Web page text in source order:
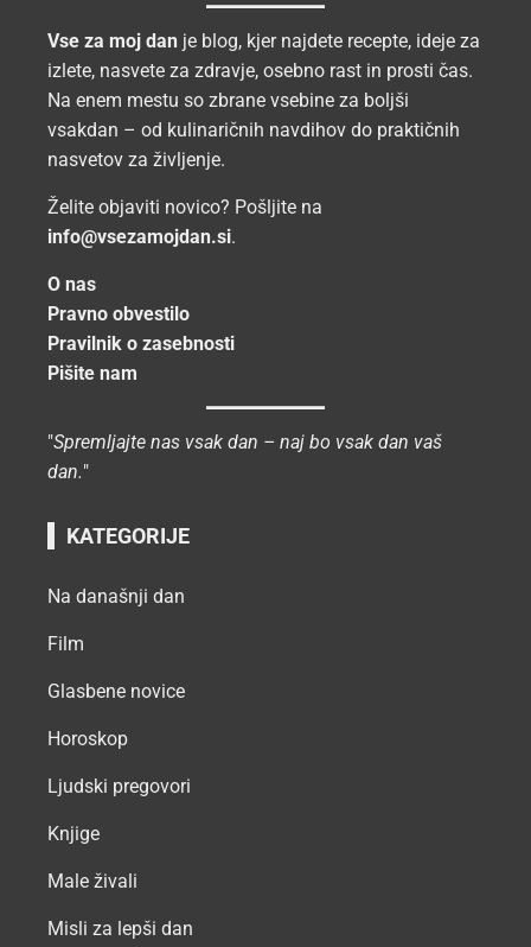
Vse za moj dan je blog, kjer najdete recepte, ideje za
izlete, nasvete za zdravje, osebno rast in prosti čas.
Na enem mestu so zbrane vsebine za boljši
vsakdan – od kulinaričnih navdihov do praktičnih
nasvetov za življenje.
Želite objaviti novico? Pošljite na
info@vsezamojdan.si.
O nas
Pravno obvestilo
Pravilnik o zasebnosti
Pišite nam
"Spremljajte nas vsak dan – naj bo vsak dan vaš
dan."
KATEGORIJE
Na današnji dan
Film
Glasbene novice
Horoskop
Ljudski pregovori
Knjige
Male živali
Misli za lepši dan